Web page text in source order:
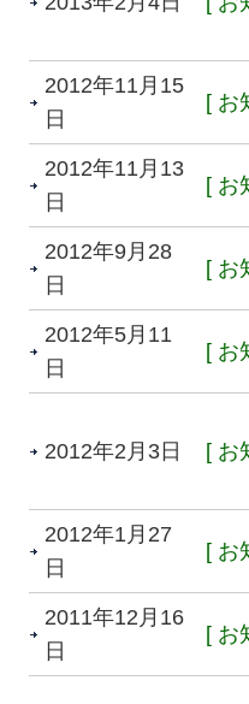
2012年11月15
日
[ お
2012年11月13
日
[ お
2012年9月28
日
[ お
2012年5月11
日
[ お
2012年2月3日 [ お
2012年1月27
日
[ お
2011年12月16
日
[ お